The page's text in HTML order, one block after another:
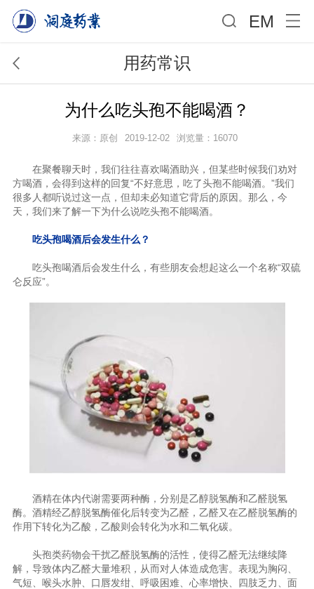
EM
用药常识
为什么吃头孢不能喝酒？
来源：原创 2019-12-02 浏览量：16070
在聚餐聊天时，我们往往喜欢喝酒助兴，但某些时候我们劝对
方喝酒，会得到这样的回复“不好意思，吃了头孢不能喝酒。”我们
很多人都听说过这一点，但却未必知道它背后的原因。那么，今
天，我们来了解一下为什么说吃头孢不能喝酒。
吃头孢喝酒后会发生什么？
吃头孢喝酒后会发生什么，有些朋友会想起这么一个名称“双硫
仑反应”。
酒精在体内代谢需要两种酶，分别是乙醇脱氢酶和乙醛脱氢
酶。酒精经乙醇脱氢酶催化后转变为乙醛，乙醛又在乙醛脱氢酶的
作用下转化为乙酸，乙酸则会转化为水和二氧化碳。
头孢类药物会干扰乙醛脱氢酶的活性，使得乙醛无法继续降
解，导致体内乙醛大量堆积，从而对人体造成危害。表现为胸闷、
气短、喉头水肿、口唇发绀、呼吸困难、心率增快、四肢乏力、面